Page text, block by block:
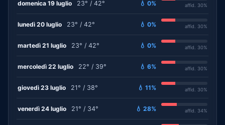
domenica 19 luglio 23° / 42° 💧 0% affid. 30%
lunedì 20 luglio 23° / 42° 💧 0% affid. 30%
martedì 21 luglio 23° / 42° 💧 0% affid. 30%
mercoledì 22 luglio 22° / 39° 💧 6% affid. 30%
giovedì 23 luglio 21° / 38° 💧 11% affid. 30%
venerdì 24 luglio 21° / 34° 💧 28% affid. 34%